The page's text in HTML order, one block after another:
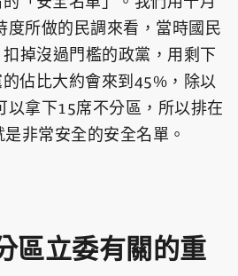
度所做的民調來看，當時國民
掉沒過門檻的政黨，用剩下
佔比大約會來到45%，除以
以拿下15席不分區，所以排在
非常安全的安全名單。
區立委有關的重